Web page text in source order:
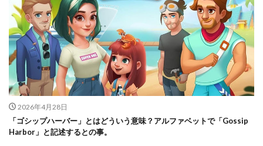
2026年4月28日
「ゴシップハーバー」とはどういう意味？アルファベットで「Gossip
Harbor」と記述するとの事。